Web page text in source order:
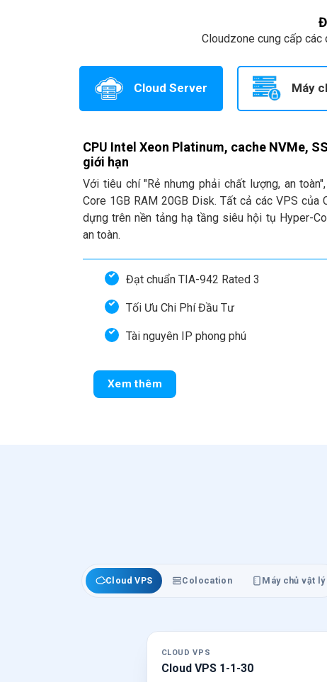
Cloudzone cung cấp các
Cloud Server Máy
CPU Intel Xeon Platinum, cache NVMe,
giới hạn
Với tiêu chí "Rẻ nhưng phải chất lượng, an
Core 1GB RAM 20GB Disk. Tất cả các VPS
dựng trên nền tảng hạ tầng siêu hội tụ Hyper-
an toàn.
Đạt chuẩn TIA-942 Rated 3
Tối Ưu Chi Phí Đầu Tư
Tài nguyên IP phong phú
Xem thêm
Cloud VPS Colocation Máy chủ vật lý
CLOUD VPS
Cloud VPS 1-1-30